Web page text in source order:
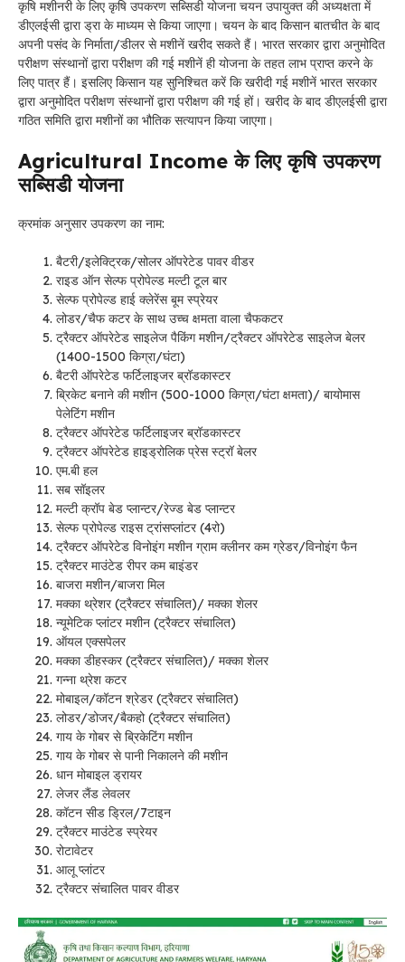
कृषि मशीनरी के लिए कृषि उपकरण सब्सिडी योजना चयन उपायुक्त की अध्यक्षता में
डीएलईसी द्वारा ड्रा के माध्यम से किया जाएगा। चयन के बाद किसान बातचीत के बाद
अपनी पसंद के निर्माता/डीलर से मशीनें खरीद सकते हैं। भारत सरकार द्वारा अनुमोदित
परीक्षण संस्थानों द्वारा परीक्षण की गई मशीनें ही योजना के तहत लाभ प्राप्त करने के
लिए पात्र हैं। इसलिए किसान यह सुनिश्चित करें कि खरीदी गई मशीनें भारत सरकार
द्वारा अनुमोदित परीक्षण संस्थानों द्वारा परीक्षण की गई हों। खरीद के बाद डीएलईसी द्वारा
गठित समिति द्वारा मशीनों का भौतिक सत्यापन किया जाएगा।
Agricultural Income के लिए कृषि उपकरण
सब्सिडी योजना
क्रमांक अनुसार उपकरण का नाम:
बैटरी/इलेक्ट्रिक/सोलर ऑपरेटेड पावर वीडर
राइड ऑन सेल्फ प्रोपेल्ड मल्टी टूल बार
सेल्फ प्रोपेल्ड हाई क्लेरेंस बूम स्प्रेयर
लोडर/चैफ कटर के साथ उच्च क्षमता वाला चैफकटर
ट्रैक्टर ऑपरेटेड साइलेज पैकिंग मशीन/ट्रैक्टर ऑपरेटेड साइलेज बेलर
(1400-1500 किग्रा/घंटा)
बैटरी ऑपरेटेड फर्टिलाइजर ब्रॉडकास्टर
ब्रिकेट बनाने की मशीन (500-1000 किग्रा/घंटा क्षमता)/ बायोमास
पेलेटिंग मशीन
ट्रैक्टर ऑपरेटेड फर्टिलाइजर ब्रॉडकास्टर
ट्रैक्टर ऑपरेटेड हाइड्रोलिक प्रेस स्ट्रॉ बेलर
एम.बी हल
सब सॉइलर
मल्टी क्रॉप बेड प्लान्टर/रेज्ड बेड प्लान्टर
सेल्फ प्रोपेल्ड राइस ट्रांसप्लांटर (4रो)
ट्रैक्टर ऑपरेटेड विनोइंग मशीन ग्राम क्लीनर कम ग्रेडर/विनोइंग फैन
ट्रैक्टर माउंटेड रीपर कम बाइंडर
बाजरा मशीन/बाजरा मिल
मक्का थ्रेशर (ट्रैक्टर संचालित)/ मक्का शेलर
न्यूमेटिक प्लांटर मशीन (ट्रैक्टर संचालित)
ऑयल एक्सपेलर
मक्का डीहस्कर (ट्रैक्टर संचालित)/ मक्का शेलर
गन्ना थ्रेश कटर
मोबाइल/कॉटन श्रेडर (ट्रैक्टर संचालित)
लोडर/डोजर/बैकहो (ट्रैक्टर संचालित)
गाय के गोबर से ब्रिकेटिंग मशीन
गाय के गोबर से पानी निकालने की मशीन
धान मोबाइल ड्रायर
लेजर लैंड लेवलर
कॉटन सीड ड्रिल/7टाइन
ट्रैक्टर माउंटेड स्प्रेयर
रोटावेटर
आलू प्लांटर
ट्रैक्टर संचालित पावर वीडर